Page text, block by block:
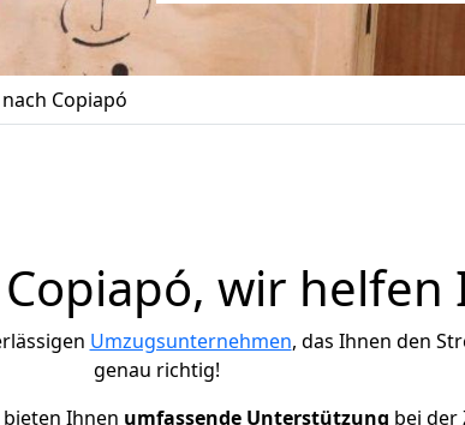
Copiapó
wir helfen
Umzugsunternehmen, das Ihnen den
genau richtig!
Ihnen umfassende Unterstützung bei der